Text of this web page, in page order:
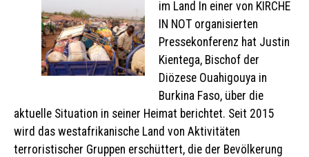
im Land In einer von KIRCHE
IN NOT organisierten
Pressekonferenz hat Justin
Kientega, Bischof der
Diözese Ouahigouya in
Burkina Faso, über die
aktuelle Situation in seiner Heimat berichtet. Seit 2015
wird das westafrikanische Land von Aktivitäten
terroristischer Gruppen erschüttert, die der Bevölkerung